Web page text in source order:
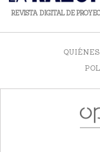
REVISTA DIGITAL DE